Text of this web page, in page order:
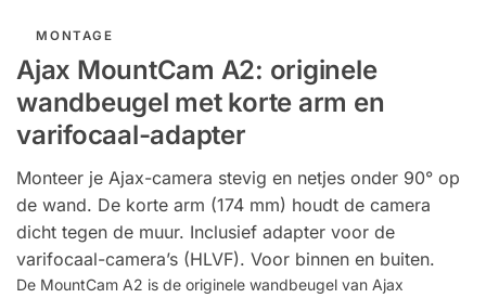
MONTAGE
Ajax MountCam A2: originele
wandbeugel met korte arm en
varifocaal-adapter
Monteer je Ajax-camera stevig en netjes onder 90° op
de wand. De korte arm (174 mm) houdt de camera
dicht tegen de muur. Inclusief adapter voor de
varifocaal-camera’s (HLVF). Voor binnen en buiten.
De MountCam A2 is de originele wandbeugel van Ajax